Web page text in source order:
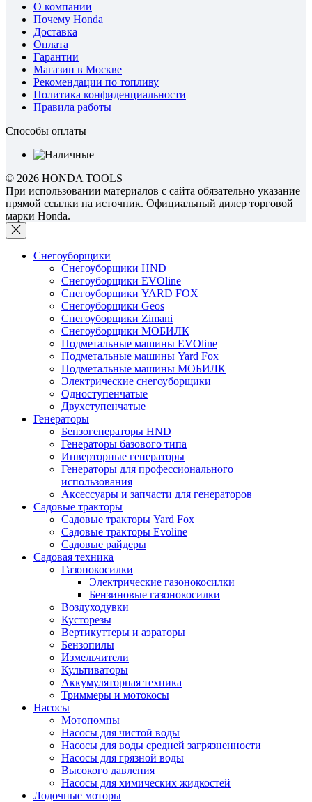
О компании
Почему Honda
Доставка
Оплата
Гарантии
Магазин в Москве
Рекомендации по топливу
Политика конфиденциальности
Правила работы
Способы оплаты
© 2026 HONDA TOOLS
При использовании материалов с сайта обязательно указание
прямой ссылки на источник. Официальный дилер торговой
марки Honda.
Снегоуборщики
Снегоуборщики HND
Снегоуборщики EVOline
Снегоуборщики YARD FOX
Снегоуборщики Geos
Снегоуборщики Zimani
Снегоуборщики МОБИЛК
Подметальные машины EVOline
Подметальные машины Yard Fox
Подметальные машины МОБИЛК
Электрические снегоуборщики
Одноступенчатые
Двухступенчатые
Генераторы
Бензогенераторы HND
Генераторы базового типа
Инверторные генераторы
Генераторы для профессионального
использования
Аксессуары и запчасти для генераторов
Садовые тракторы
Садовые тракторы Yard Fox
Садовые тракторы Evoline
Садовые райдеры
Садовая техника
Газонокосилки
Электрические газонокосилки
Бензиновые газонокосилки
Воздуходувки
Кусторезы
Вертикуттеры и аэраторы
Бензопилы
Измельчители
Культиваторы
Аккумуляторная техника
Триммеры и мотокосы
Насосы
Мотопомпы
Насосы для чистой воды
Насосы для воды средней загрязненности
Насосы для грязной воды
Высокого давления
Насосы для химических жидкостей
Лодочные моторы